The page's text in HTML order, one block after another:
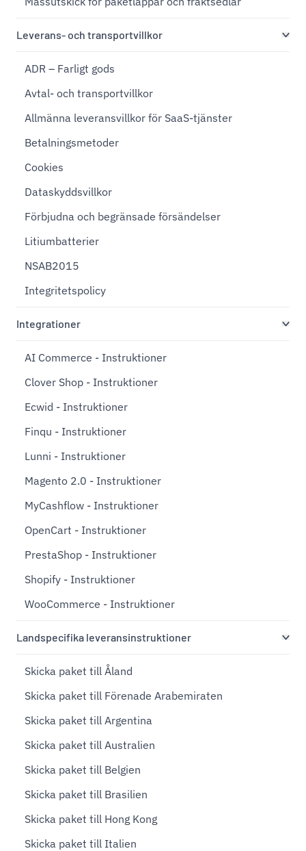
Leverans- och transportvillkor
ADR – Farligt gods
Avtal- och transportvillkor
Allmänna leveransvillkor för SaaS-tjänster
Betalningsmetoder
Cookies
Dataskyddsvillkor
Förbjudna och begränsade försändelser
Litiumbatterier
NSAB2015
Integritetspolicy
Integrationer
AI Commerce - Instruktioner
Clover Shop - Instruktioner
Ecwid - Instruktioner
Finqu - Instruktioner
Lunni - Instruktioner
Magento 2.0 - Instruktioner
MyCashflow - Instruktioner
OpenCart - Instruktioner
PrestaShop - Instruktioner
Shopify - Instruktioner
WooCommerce - Instruktioner
Landspecifika leveransinstruktioner
Skicka paket till Åland
Skicka paket till Förenade Arabemiraten
Skicka paket till Argentina
Skicka paket till Australien
Skicka paket till Belgien
Skicka paket till Brasilien
Skicka paket till Hong Kong
Skicka paket till Italien